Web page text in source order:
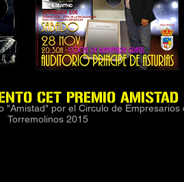
CET PREMIO AMISTAD
"Amistad" por el Circulo de Empresarios
Torremolinos 2015